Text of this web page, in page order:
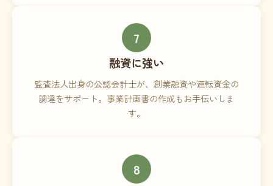
7
融資に強い
監査法人出身の公認会計士が、創業融資や運転資金の
調達をサポート。事業計画書の作成もお手伝いしま
す。
8